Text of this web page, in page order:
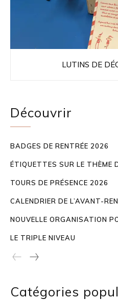
LUTINS DE
Découvrir
BADGES DE RENTRÉE 2026
ÉTIQUETTES SUR LE THÈME
TOURS DE PRÉSENCE 2026
CALENDRIER DE L’AVANT-
NOUVELLE ORGANISATION
LE TRIPLE NIVEAU
Catégories